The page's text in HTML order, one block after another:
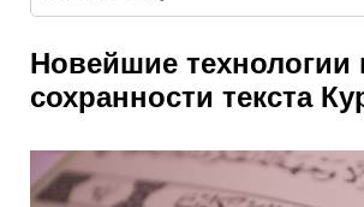
Новейшие технологии
сохранности текста